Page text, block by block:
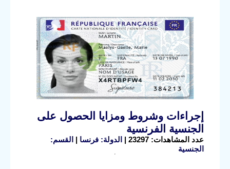
إجراءات وشروط ومزايا الحصول على
الجنسية الفرنسية
عدد المشاهدات: 23297 | الدولة: فرنسا | القسم:
الجنسية